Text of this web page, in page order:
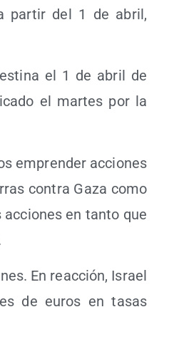
par­tir del 1 de abril,
el 1 de abril de
el mar­tes por la
empren­der accio­nes
con­tra Gaza como
en tan­to que
En reac­ción, Israel
de euros en tasas